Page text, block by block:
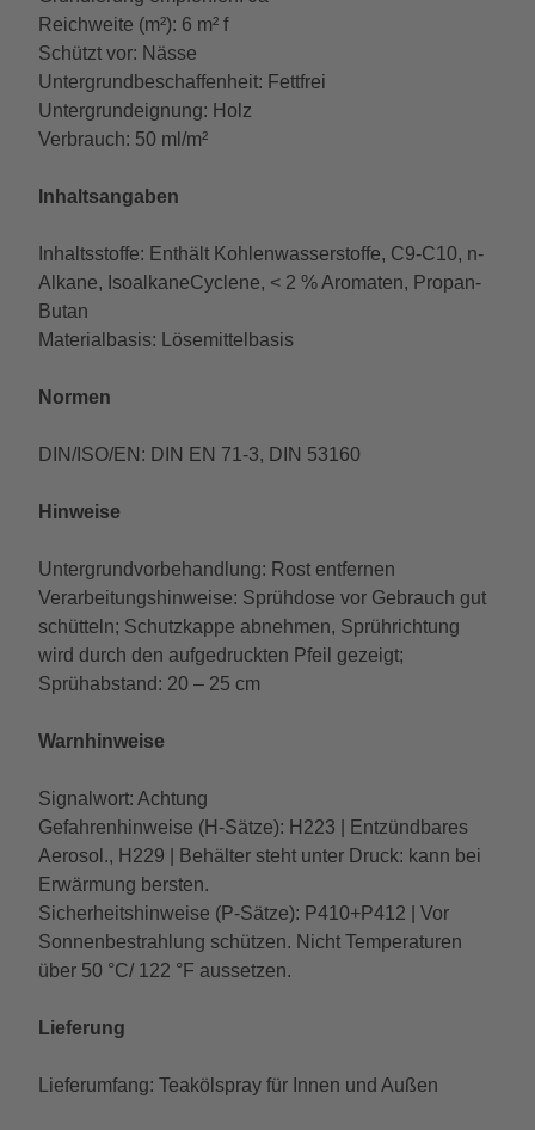
Reichweite (m²): 6 m² f
Schützt vor: Nässe
Untergrundbeschaffenheit: Fettfrei
Untergrundeignung: Holz
Verbrauch: 50 ml/m²
Inhaltsangaben
Inhaltsstoffe: Enthält Kohlenwasserstoffe, C9-C10, n-
Alkane, IsoalkaneCyclene, < 2 % Aromaten, Propan-
Butan
Materialbasis: Lösemittelbasis
Normen
DIN/ISO/EN: DIN EN 71-3, DIN 53160
Hinweise
Untergrundvorbehandlung: Rost entfernen
Verarbeitungshinweise: Sprühdose vor Gebrauch gut
schütteln; Schutzkappe abnehmen, Sprührichtung
wird durch den aufgedruckten Pfeil gezeigt;
Sprühabstand: 20 – 25 cm
Warnhinweise
Signalwort: Achtung
Gefahrenhinweise (H-Sätze): H223 | Entzündbares
Aerosol., H229 | Behälter steht unter Druck: kann bei
Erwärmung bersten.
Sicherheitshinweise (P-Sätze): P410+P412 | Vor
Sonnenbestrahlung schützen. Nicht Temperaturen
über 50 °C/ 122 °F aussetzen.
Lieferung
Lieferumfang: Teakölspray für Innen und Außen